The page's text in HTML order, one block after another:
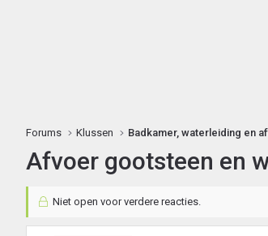
Forums Klussen Badkamer, waterleiding en
Afvoer gootsteen en
Niet open voor verdere reacties.